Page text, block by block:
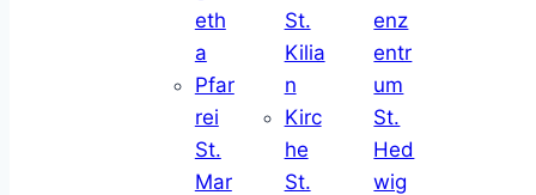
eth
a
Pfar
rei
St.
Mar
St.
Kilia
n
Kirc
he
St.
enz
entr
um
St.
Hed
wig